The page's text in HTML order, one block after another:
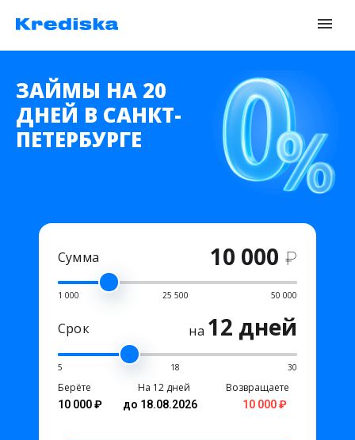
ЗАЙМЫ НА 20
ДНЕЙ В САНКТ-
ПЕТЕРБУРГЕ
Сумма 10 000 ₽
1 000 25 500 50 000
Срок на 12 дней
5 18 30
Берёте
10 000 ₽
На 12 дней
до 18.08.2026
Возвращаете
10 000 ₽